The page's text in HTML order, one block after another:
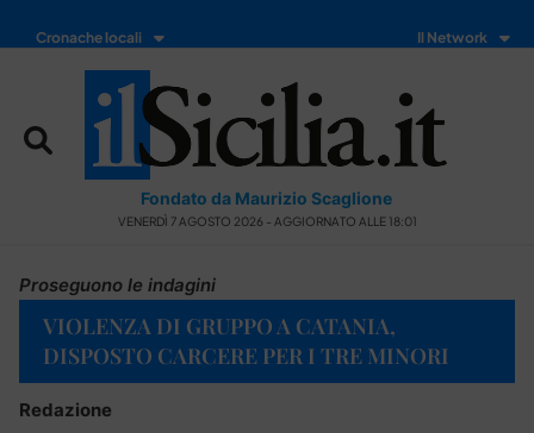
Cronache locali Il Network
Fondato da Maurizio Scaglione
VENERDÌ 7 AGOSTO 2026 - AGGIORNATO ALLE 18:01
Proseguono le indagini
VIOLENZA DI GRUPPO A CATANIA,
DISPOSTO CARCERE PER I TRE MINORI
Redazione